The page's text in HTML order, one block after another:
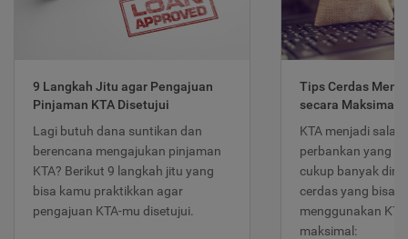
9 Langkah Jitu agar Pengajuan
Pinjaman KTA Disetujui
Lagi butuh dana suntikan dan
berencana mengajukan pinjaman
KTA? Berikut 9 langkah jitu yang
bisa kamu praktikkan agar
pengajuan KTA-mu disetujui.
Tips Cerdas
secara Maksimal
KTA menjadi
perbankan yang
cukup banyak
cerdas yang bisa
menggunakan
maksimal: